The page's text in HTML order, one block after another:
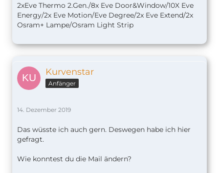
2xEve Thermo 2.Gen./8x Eve Door&Window/10X Eve
Energy/2x Eve Motion/Eve Degree/2x Eve Extend/2x
Osram+ Lampe/Osram Light Strip
Kurvenstar
Anfänger
14. Dezember 2019
Das wüsste ich auch gern. Deswegen habe ich hier
gefragt.
Wie konntest du die Mail ändern?